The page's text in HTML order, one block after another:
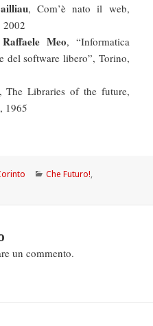
, Com’è nato il web,
Meo, “Informatica
del software libero”, Torino,
The Libraries of the future,
1965
Categorie
Che Futuro!,
un commento.